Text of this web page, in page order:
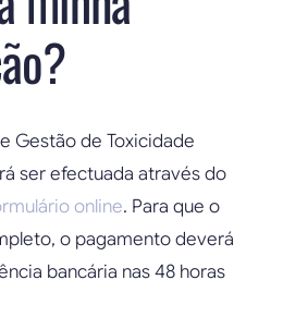
Gestão de Toxicidade
ser efectuada através do
online. Para que o
o pagamento deverá
bancária nas 48 horas